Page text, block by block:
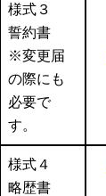
様式３
誓約書
※変更届
の際にも
必要で
す。
様式４
略歴書